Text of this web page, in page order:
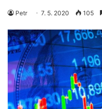
Petr 7. 5. 2020 105